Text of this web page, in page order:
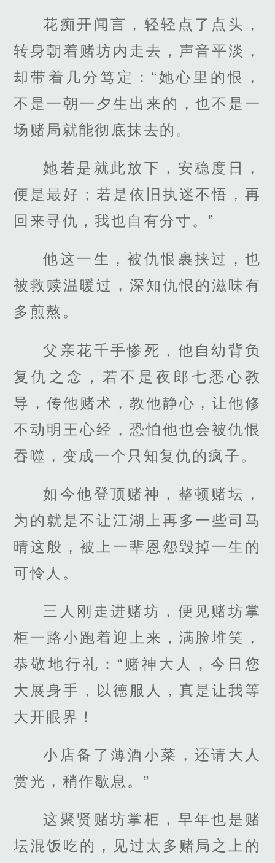
花痴开闻言，轻轻点了点头，
转身朝着赌坊内走去，声音平淡，
却带着几分笃定：“她心里的恨，
不是一朝一夕生出来的，也不是一
场赌局就能彻底抹去的。
她若是就此放下，安稳度日，
便是最好；若是依旧执迷不悟，再
回来寻仇，我也自有分寸。”
他这一生，被仇恨裹挟过，也
被救赎温暖过，深知仇恨的滋味有
多煎熬。
父亲花千手惨死，他自幼背负
复仇之念，若不是夜郎七悉心教
导，传他赌术，教他静心，让他修
不动明王心经，恐怕他也会被仇恨
吞噬，变成一个只知复仇的疯子。
如今他登顶赌神，整顿赌坛，
为的就是不让江湖上再多一些司马
晴这般，被上一辈恩怨毁掉一生的
可怜人。
三人刚走进赌坊，便见赌坊掌
柜一路小跑着迎上来，满脸堆笑，
恭敬地行礼：“赌神大人，今日您
大展身手，以德服人，真是让我等
大开眼界！
小店备了薄酒小菜，还请大人
赏光，稍作歇息。”
这聚贤赌坊掌柜，早年也是赌
坛混饭吃的，见过太多赌局之上的